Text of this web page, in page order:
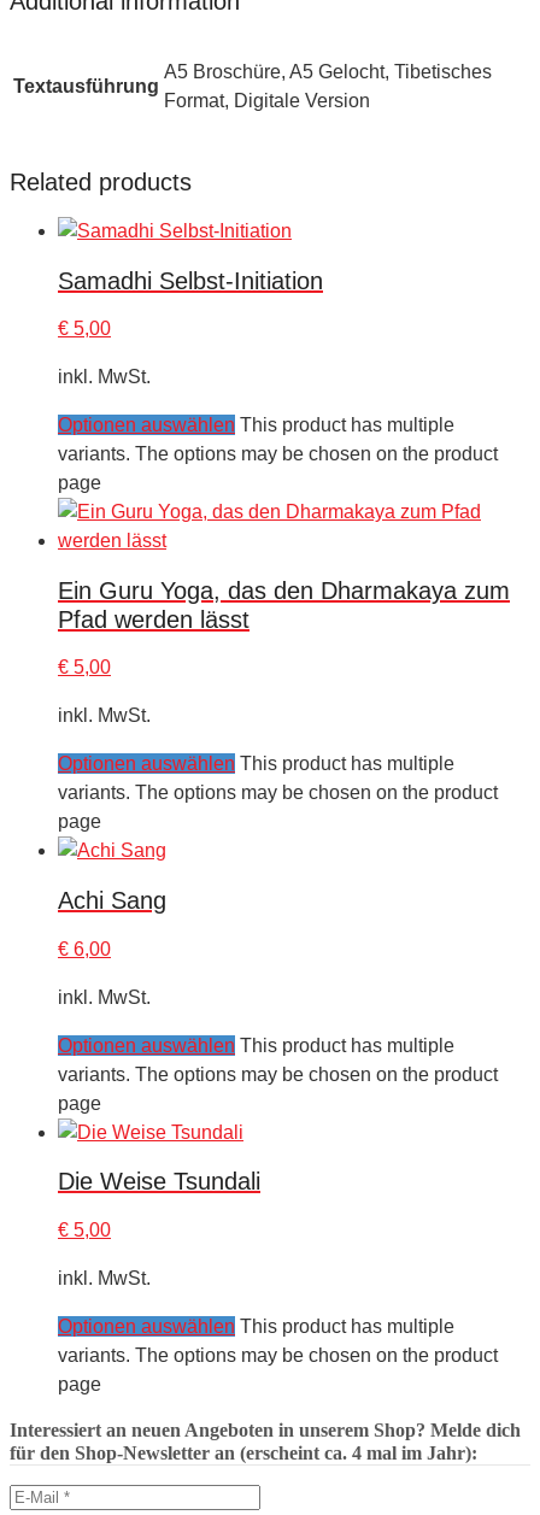
Textausführung
A5 Broschüre, A5 Gelocht, Tibetisches
Format, Digitale Version
Related products
Samadhi Selbst-Initiation
€ 5,00
inkl. MwSt.
Optionen auswählen This product has multiple
variants. The options may be chosen on the product
page
Ein Guru Yoga, das den Dharmakaya zum
Pfad werden lässt
€ 5,00
inkl. MwSt.
Optionen auswählen This product has multiple
variants. The options may be chosen on the product
page
Achi Sang
€ 6,00
inkl. MwSt.
Optionen auswählen This product has multiple
variants. The options may be chosen on the product
page
Die Weise Tsundali
€ 5,00
inkl. MwSt.
Optionen auswählen This product has multiple
variants. The options may be chosen on the product
page
Interessiert an neuen Angeboten in unserem Shop? Melde dich
für den Shop-Newsletter an (erscheint ca. 4 mal im Jahr):